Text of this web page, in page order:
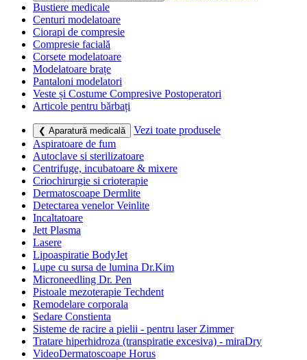
Bustiere medicale
Centuri modelatoare
Ciorapi de compresie
Compresie facială
Corsete modelatoare
Modelatoare brațe
Pantaloni modelatori
Veste și Costume Compresive Postoperatori
Articole pentru bărbați
❮ Aparatură medicală
Vezi toate produsele
Aspiratoare de fum
Autoclave si sterilizatoare
Centrifuge, incubatoare & mixere
Criochirurgie si crioterapie
Dermatoscoape Dermlite
Detectarea venelor Veinlite
Incaltatoare
Jett Plasma
Lasere
Lipoaspiratie BodyJet
Lupe cu sursa de lumina Dr.Kim
Microneedling Dr. Pen
Pistoale mezoterapie Techdent
Remodelare corporala
Sedare Constienta
Sisteme de racire a pielii - pentru laser Zimmer
Tratare hiperhidroza (transpiratie excesiva) - miraDry
VideoDermatoscoape Horus